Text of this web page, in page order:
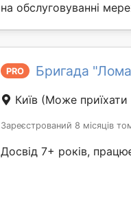
на обслуговуванні
PRO Бригада
Київ (Може
Зареєстрований 8 місяців
Досвід 7+ років,